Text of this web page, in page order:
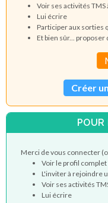
Voir ses activités TMS
Lui écrire
Participer aux sorties
Et bien sûr...
Créer
Merci de vous connecter
Voir le profil complet
L'inviter à rejoindre
Voir ses activités
Lui écrire